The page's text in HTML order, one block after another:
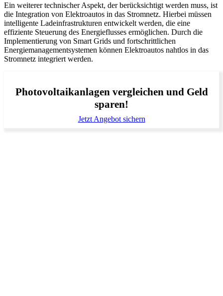
Ein weiterer technischer Aspekt, der berücksichtigt werden muss, ist
die Integration von Elektroautos in das Stromnetz. Hierbei müssen
intelligente Ladeinfrastrukturen entwickelt werden, die eine
effiziente Steuerung des Energieflusses ermöglichen. Durch die
Implementierung von Smart Grids und fortschrittlichen
Energiemanagementsystemen können Elektroautos nahtlos in das
Stromnetz integriert werden.
Photovoltaikanlagen vergleichen und Geld
sparen!
Jetzt Angebot sichern